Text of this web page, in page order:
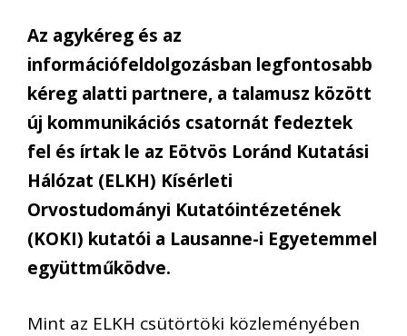
Az agykéreg és az
információfeldolgozásban legfontosabb
kéreg alatti partnere, a talamusz között
új kommunikációs csatornát fedeztek
fel és írtak le az Eötvös Loránd Kutatási
Hálózat (ELKH) Kísérleti
Orvostudományi Kutatóintézetének
(KOKI) kutatói a Lausanne-i Egyetemmel
együttműködve.
Mint az ELKH csütörtöki közleményében